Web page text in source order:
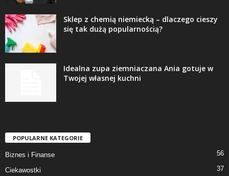
Sklep z chemią niemiecką – dlaczego cieszy
się tak dużą popularnością?
Idealna zupa ziemniaczana Ania gotuje w
Twojej własnej kuchni
POPULARNE KATEGORIE
Biznes i Finanse 56
Ciekawostki 37